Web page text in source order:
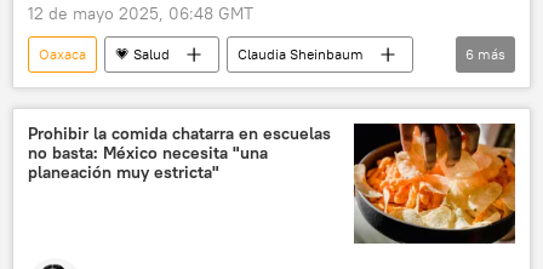
12 de mayo 2025, 06:48 GMT
Oaxaca 💗 Salud
Claudia Sheinbaum
México
EEUU
Oficina de Aduanas y Protección Fronteriza de EEUU (CBP)
Sputnik Explica
gusano barrenador
6 más
Prohibir la comida chatarra en escuelas
no basta: México necesita "una
planeación muy estricta"